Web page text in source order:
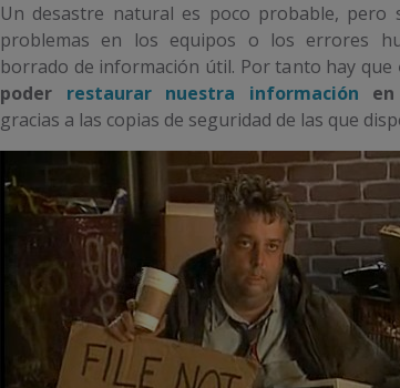
Un desastre natural es poco probable, pero
problemas en los equipos o los errores
borrado de información útil. Por tanto hay que
poder restaurar nuestra información
gracias a las copias de seguridad de las que